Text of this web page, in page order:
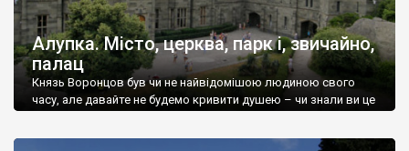
Алупка. Місто, церква, парк і, звичайно,
палац
Князь Воронцов був чи не найвідомішою людиною свого
часу, але давайте не будемо кривити душею – чи знали ви це